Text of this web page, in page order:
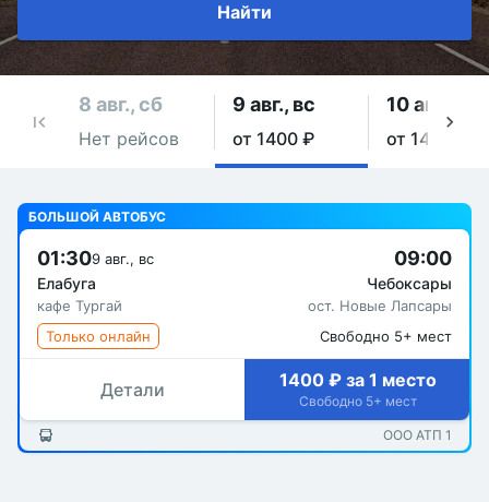
Найти
8 авг., сб
Нет рейсов
9 авг., вс
от 1400 ₽
10 авг., пн
от 1400 ₽
БОЛЬШОЙ АВТОБУС
01:309 авг., вс
Елабуга
кафе Тургай
09:00
Чебоксары
ост. Новые Лапсары
Только онлайн
Свободно 5+ мест
Детали 1400 ₽ за 1 место
Свободно 5+ мест
ООО АТП 1